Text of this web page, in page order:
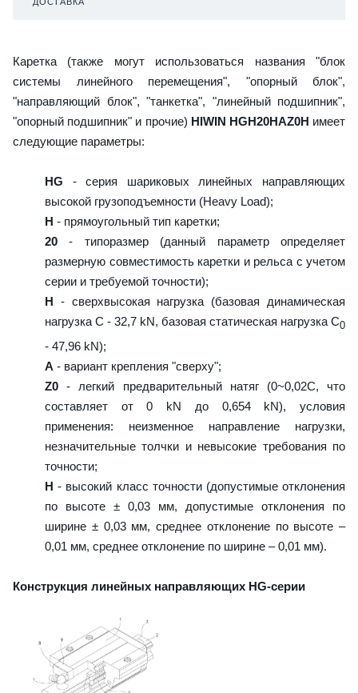
Каретка (также могут использоваться названия "блок
системы линейного перемещения", "опорный блок",
"направляющий блок", "танкетка", "линейный подшипник",
"опорный подшипник" и прочие) HIWIN HGH20HAZ0H имеет
следующие параметры:
HG - серия шариковых линейных направляющих
высокой грузоподъемности (Heavy Load);
H - прямоугольный тип каретки;
20 - типоразмер (данный параметр определяет
размерную совместимость каретки и рельса с учетом
серии и требуемой точности);
H - сверхвысокая нагрузка (базовая динамическая
нагрузка C - 32,7 kN, базовая статическая нагрузка С0
- 47,96 kN);
A - вариант крепления "сверху";
Z0 - легкий предварительный натяг (0~0,02C, что
составляет от 0 kN до 0,654 kN), условия
применения: неизменное направление нагрузки,
незначительные толчки и невысокие требования по
точности;
H - высокий класс точности (допустимые отклонения
по высоте ± 0,03 мм, допустимые отклонения по
ширине ± 0,03 мм, среднее отклонение по высоте –
0,01 мм, среднее отклонение по ширине – 0,01 мм).
Конструкция линейных направляющих HG-серии